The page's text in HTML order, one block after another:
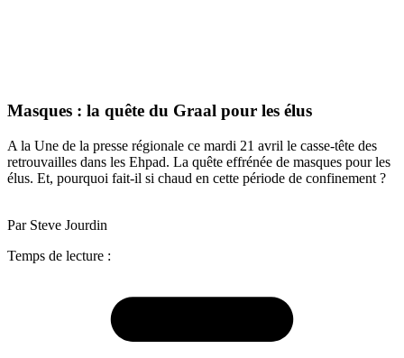
Masques : la quête du Graal pour les élus
A la Une de la presse régionale ce mardi 21 avril le casse-tête des
retrouvailles dans les Ehpad. La quête effrénée de masques pour les
élus. Et, pourquoi fait-il si chaud en cette période de confinement ?
Par Steve Jourdin
Temps de lecture :